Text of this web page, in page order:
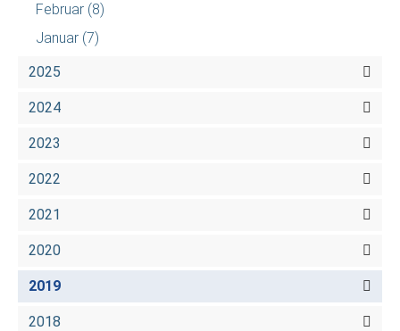
Februar (8)
Januar (7)
2025
2024
2023
2022
2021
2020
2019
2018